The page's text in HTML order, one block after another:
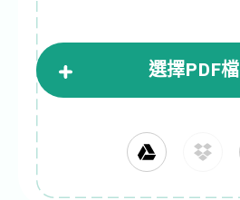
選擇PDF